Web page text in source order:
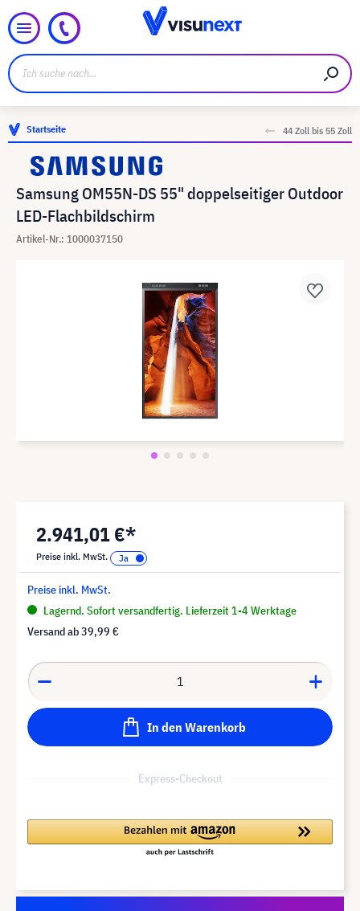
Startseite 44 Zoll bis 55 Zoll
Samsung OM55N-DS 55" doppelseitiger Outdoor
LED-Flachbildschirm
Artikel-Nr.: 1000037150
2.941,01 €*
Preise inkl. MwSt.
Preise inkl. MwSt.
Lagernd. Sofort versandfertig. Lieferzeit 1-4 Werktage
Versand ab39,99 €
In den Warenkorb
Express-Checkout